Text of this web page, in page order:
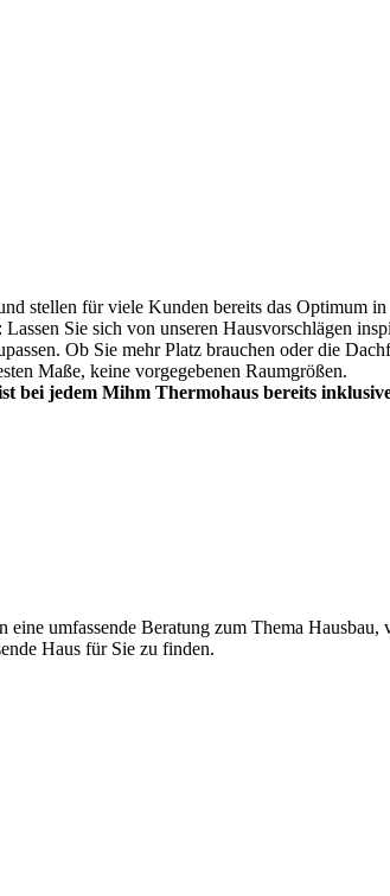
stellen für viele Kunden bereits das Optimum
Sie sich von unseren Hausvorschlägen
Ob Sie mehr Platz brauchen oder die
Maße, keine vorgegebenen Raumgrößen.
bei jedem Mihm Thermohaus bereits
umfassende Beratung zum Thema
Haus für Sie zu finden.